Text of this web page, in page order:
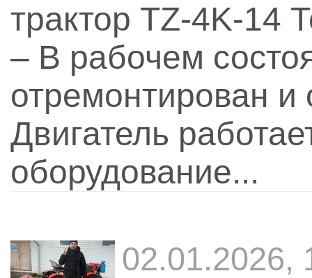
трактор TZ-4K-14
– В рабочем
отремонтирован и
Двигатель
оборудование...
02.01.2026,